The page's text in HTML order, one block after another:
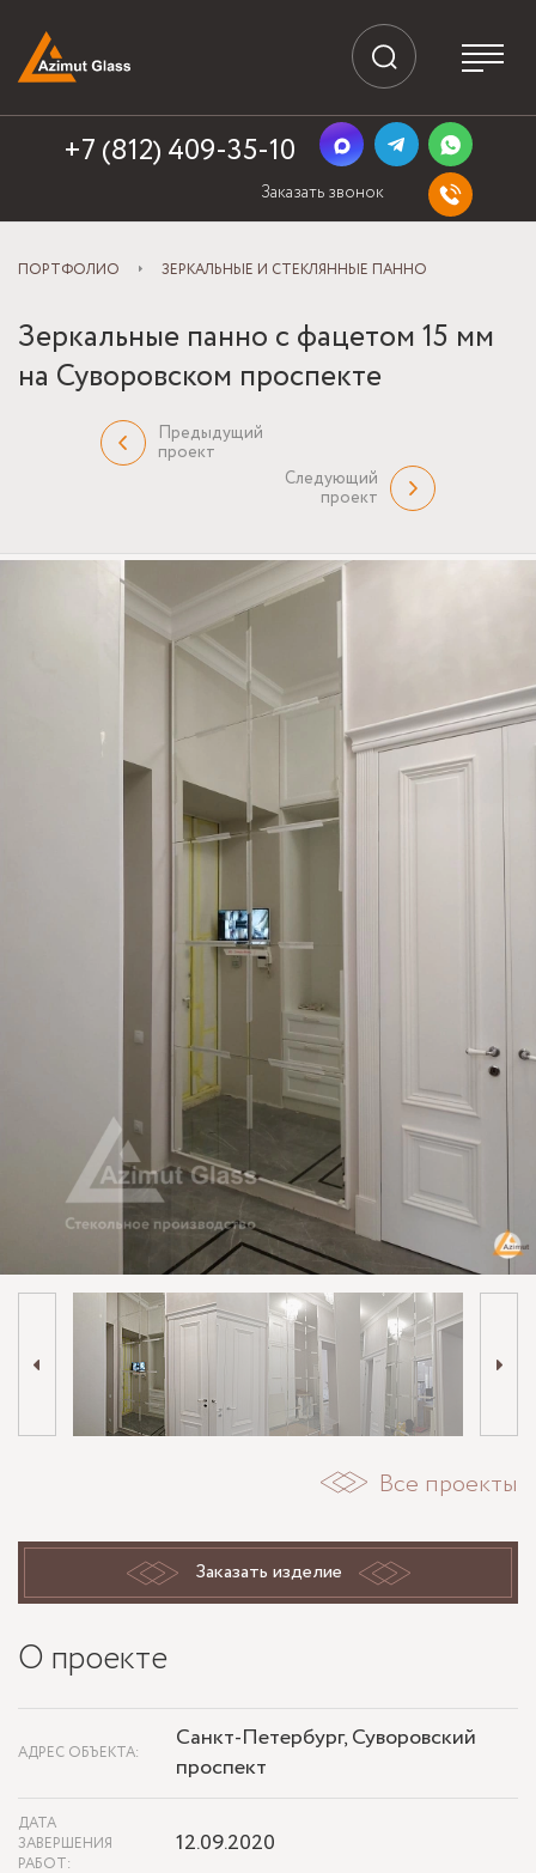
+7 (812) 409-35-10
Заказать звонок
ПОРТФОЛИО ЗЕРКАЛЬНЫЕ И СТЕКЛЯННЫЕ ПАННО
Зеркальные панно с фацетом 15 мм
на Суворовском проспекте
Предыдущий
проект
Следующий
проект
Все проекты
Заказать изделие
О проекте
АДРЕС ОБЪЕКТА:
Санкт-Петербург, Суворовский
проспект
ДАТА
ЗАВЕРШЕНИЯ
РАБОТ:
12.09.2020